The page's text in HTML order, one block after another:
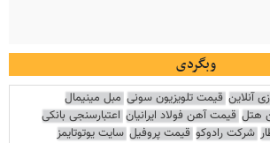
وبگردی
آنلاین قیمت تلویزیون سونی مبل مینیمال
هتل قیمت آهن فولاد ایرانیان اعتبارسنجی بانکی
شرکت رادوکو قیمت پروفیل سایت یوتوتایمز